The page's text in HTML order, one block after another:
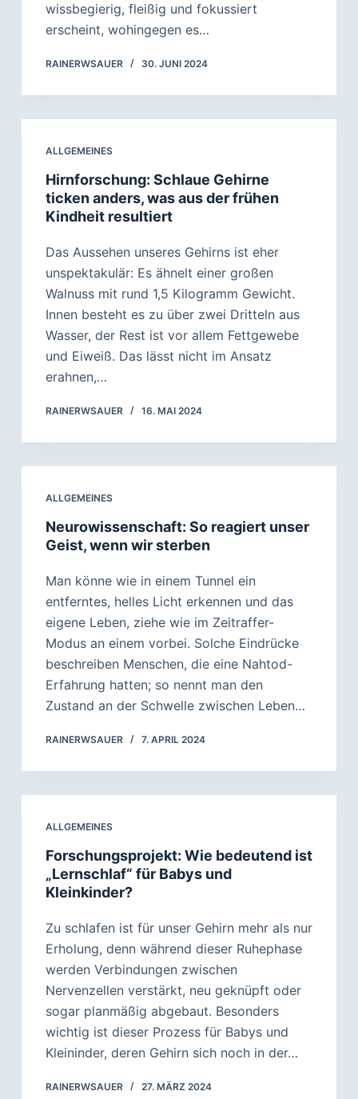
wissbegierig, fleißig und fokussiert
erscheint, wohingegen es…
RAINERWSAUER 30. JUNI 2024
ALLGEMEINES
Hirnforschung: Schlaue Gehirne
ticken anders, was aus der frühen
Kindheit resultiert
Das Aussehen unseres Gehirns ist eher
unspektakulär: Es ähnelt einer großen
Walnuss mit rund 1,5 Kilogramm Gewicht.
Innen besteht es zu über zwei Dritteln aus
Wasser, der Rest ist vor allem Fettgewebe
und Eiweiß. Das lässt nicht im Ansatz
erahnen,…
RAINERWSAUER 16. MAI 2024
ALLGEMEINES
Neurowissenschaft: So reagiert unser
Geist, wenn wir sterben
Man könne wie in einem Tunnel ein
entferntes, helles Licht erkennen und das
eigene Leben, ziehe wie im Zeitraffer-
Modus an einem vorbei. Solche Eindrücke
beschreiben Menschen, die eine Nahtod-
Erfahrung hatten; so nennt man den
Zustand an der Schwelle zwischen Leben…
RAINERWSAUER 7. APRIL 2024
ALLGEMEINES
Forschungsprojekt: Wie bedeutend ist
„Lernschlaf“ für Babys und
Kleinkinder?
Zu schlafen ist für unser Gehirn mehr als nur
Erholung, denn während dieser Ruhephase
werden Verbindungen zwischen
Nervenzellen verstärkt, neu geknüpft oder
sogar planmäßig abgebaut. Besonders
wichtig ist dieser Prozess für Babys und
Kleininder, deren Gehirn sich noch in der…
RAINERWSAUER 27. MÄRZ 2024